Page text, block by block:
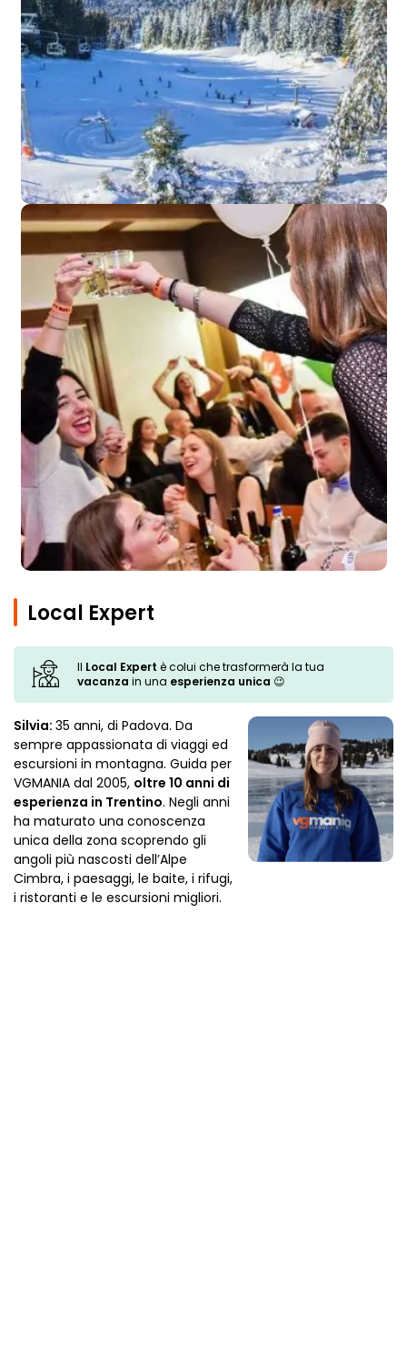
Local Expert
Il Local Expert è colui che trasformerà la tua
vacanza in una esperienza unica 😉
Silvia: 35 anni, di Padova. Da
sempre appassionata di viaggi ed
escursioni in montagna. Guida per
VGMANIA dal 2005, oltre 10 anni di
esperienza in Trentino. Negli anni
ha maturato una conoscenza
unica della zona scoprendo gli
angoli più nascosti dell’Alpe
Cimbra, i paesaggi, le baite, i rifugi,
i ristoranti e le escursioni migliori.